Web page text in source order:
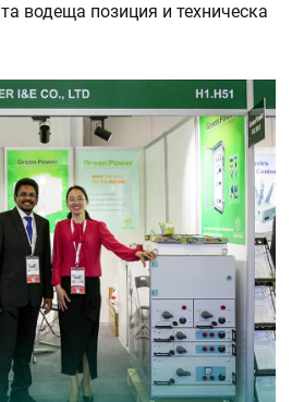
водеща позиция и техническа